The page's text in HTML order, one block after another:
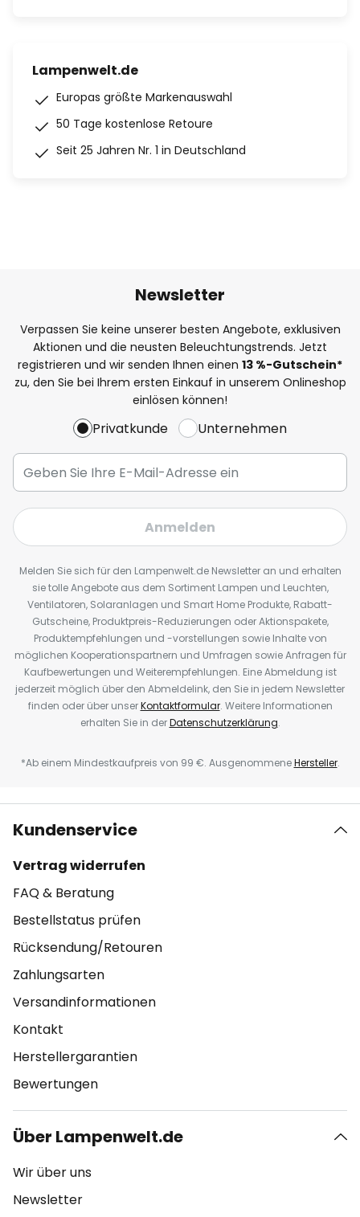
Lampenwelt.de
Europas größte Markenauswahl
50 Tage kostenlose Retoure
Seit 25 Jahren Nr. 1 in Deutschland
Newsletter
Verpassen Sie keine unserer besten Angebote, exklusiven
Aktionen und die neusten Beleuchtungstrends. Jetzt
registrieren und wir senden Ihnen einen 13 %-Gutschein*
zu, den Sie bei Ihrem ersten Einkauf in unserem Onlineshop
einlösen können!
Privatkunde Unternehmen
Anmelden
Melden Sie sich für den Lampenwelt.de Newsletter an und erhalten
sie tolle Angebote aus dem Sortiment Lampen und Leuchten,
Ventilatoren, Solaranlagen und Smart Home Produkte, Rabatt-
Gutscheine, Produktpreis-Reduzierungen oder Aktionspakete,
Produktempfehlungen und -vorstellungen sowie Inhalte von
möglichen Kooperationspartnern und Umfragen sowie Anfragen für
Kaufbewertungen und Weiterempfehlungen. Eine Abmeldung ist
jederzeit möglich über den Abmeldelink, den Sie in jedem Newsletter
finden oder über unserKontaktformular. Weitere Informationen
erhalten Sie in derDatenschutzerklärung.
*Ab einem Mindestkaufpreis von 99 €. AusgenommeneHersteller.
Kundenservice
Vertrag widerrufen
FAQ & Beratung
Bestellstatus prüfen
Rücksendung/Retouren
Zahlungsarten
Versandinformationen
Kontakt
Herstellergarantien
Bewertungen
Über Lampenwelt.de
Wir über uns
Newsletter